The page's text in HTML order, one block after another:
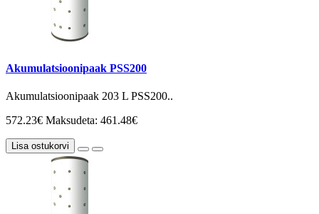
Akumulatsioonipaak PSS200
Akumulatsioonipaak 203 L PSS200..
572.23€ Maksudeta: 461.48€
Lisa ostukorvi